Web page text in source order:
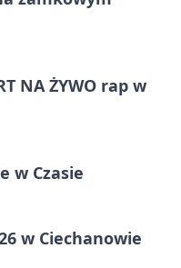
NA ŻYWO rap w
w Czasie
w Ciechanowie